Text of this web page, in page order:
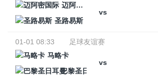
迈阿密国际
vs
圣路易斯
01-01 08:33
足球友谊赛
马略卡
vs
巴黎圣日耳曼